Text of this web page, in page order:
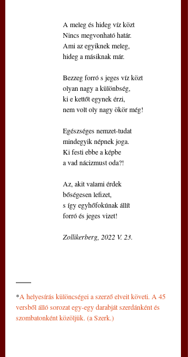
A meleg és hideg víz közt
Nincs megvonható határ.
Ami az egyiknek meleg,
hideg a másiknak már.
Bezzeg forró s jeges víz közt
olyan nagy a különbség,
ki e kettőt egynek érzi,
nem volt oly nagy ökör még!
Egészséges nemzet-tudat
mindegyik népnek joga.
Ki festi ebbe a képbe
a vad nácizmust oda?!
Az, akit valami érdek
bőségesen lefizet,
s így egyhőfokúnak állít
forró és jeges vizet!
Zollikerberg, 2022 V. 23.
*A helyesírás különcségei a szerző elveit követi. A 45
versből álló sorozat egy-egy darabját szerdánként és
szombatonként közöljük. (a Szerk.)